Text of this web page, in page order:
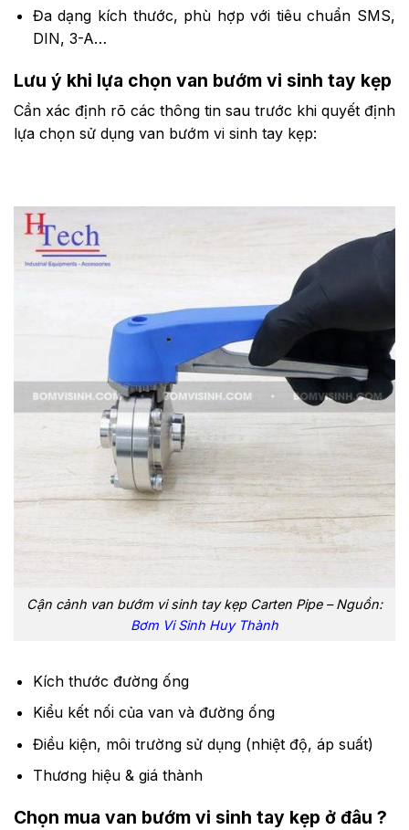
Đa dạng kích thước, phù hợp với tiêu chuẩn SMS,
DIN, 3-A…
Lưu ý khi lựa chọn van bướm vi sinh tay kẹp
Cần xác định rõ các thông tin sau trước khi quyết định
lựa chọn sử dụng van bướm vi sinh tay kẹp:
Cận cảnh van bướm vi sinh tay kẹp Carten Pipe – Nguồn:
Bơm Vi Sinh Huy Thành
Kích thước đường ống
Kiểu kết nối của van và đường ống
Điều kiện, môi trường sử dụng (nhiệt độ, áp suất)
Thương hiệu & giá thành
Chọn mua van bướm vi sinh tay kẹp ở đâu ?